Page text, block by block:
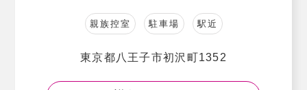
親族控室 駐車場 駅近
東京都八王子市初沢町1352